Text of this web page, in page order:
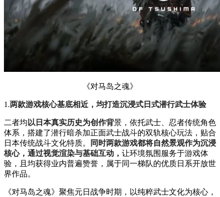
《对马岛之魂》
1.两款游戏核心基底相近，均打造沉浸式日式潜行武士体验
二者均 以日本真实历史为创作背景，依托武士、忍者传统角色
体系，搭建了潜行暗杀加正面武士战斗的双轨核心玩法，贴合
日本传统战斗文化特质。
同时两款游戏都将自然景观作为沉浸
核心，通过视觉渲染与基础互动， 让环境氛围服务于游戏体
验，且均获得业内普遍赞誉，属于同一梯队的优质日系开放世
界作品。
《对马岛之魂》聚焦元日战争时期，以纯粹武士文化为核心，